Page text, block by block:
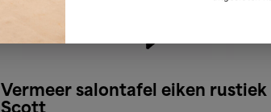
Vermeer salontafel eiken rustiek